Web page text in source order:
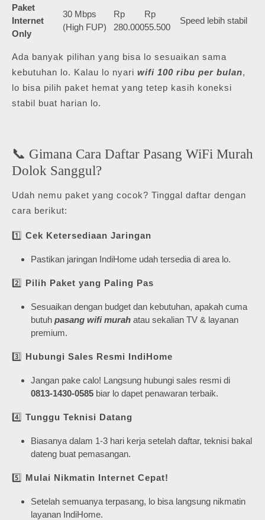
Paket
Internet
Only
30 Mbps
(High FUP)
Rp
280.000
Rp
55.500
Speed lebih stabil
Ada banyak pilihan yang bisa lo sesuaikan sama
kebutuhan lo. Kalau lo nyari wifi 100 ribu per bulan,
lo bisa pilih paket hemat yang tetep kasih koneksi
stabil buat harian lo.
📞 Gimana Cara Daftar Pasang WiFi Murah
Dolok Sanggul?
Udah nemu paket yang cocok? Tinggal daftar dengan
cara berikut:
1️⃣ Cek Ketersediaan Jaringan
Pastikan jaringan IndiHome udah tersedia di area lo.
2️⃣ Pilih Paket yang Paling Pas
Sesuaikan dengan budget dan kebutuhan, apakah cuma
butuh pasang wifi murah atau sekalian TV & layanan
premium.
3️⃣ Hubungi Sales Resmi IndiHome
Jangan pake calo! Langsung hubungi sales resmi di
0813-1430-0585 biar lo dapet penawaran terbaik.
4️⃣ Tunggu Teknisi Datang
Biasanya dalam 1-3 hari kerja setelah daftar, teknisi bakal
dateng buat pemasangan.
5️⃣ Mulai Nikmatin Internet Cepat!
Setelah semuanya terpasang, lo bisa langsung nikmatin
layanan IndiHome.